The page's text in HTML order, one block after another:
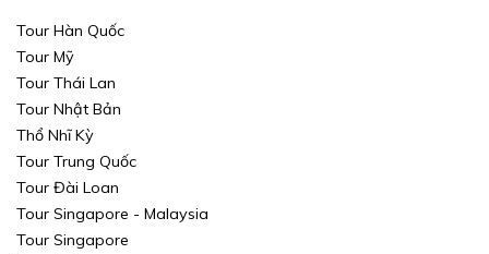
Tour Hàn Quốc
Tour Mỹ
Tour Thái Lan
Tour Nhật Bản
Thổ Nhĩ Kỳ
Tour Trung Quốc
Tour Đài Loan
Tour Singapore - Malaysia
Tour Singapore